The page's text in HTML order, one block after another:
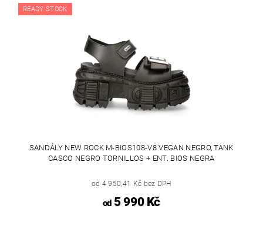
READY STOCK
SANDÁLY NEW ROCK M-BIOS108-V8 VEGAN NEGRO, TANK
CASCO NEGRO TORNILLOS + ENT. BIOS NEGRA
od 4 950,41 Kč bez DPH
od5 990 Kč